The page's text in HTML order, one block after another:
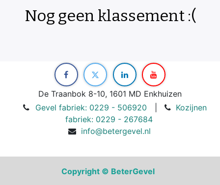
Nog geen klassement :(
De Traanbok 8-10, 1601 MD Enkhuizen
Gevel fabriek: 0229 - 506920
Kozijnen
fabriek: 0229 - 267684
info@betergevel.nl
Copyright © BeterGevel